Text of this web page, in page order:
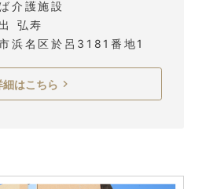
介護施設
弘寿
浜名区於呂3181番地1
細はこちら